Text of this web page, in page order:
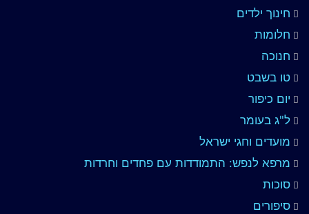
חינוך ילדים
חלומות
חנוכה
טו בשבט
יום כיפור
ל"ג בעומר
מועדים וחגי ישראל
מרפא לנפש: התמודדות עם פחדים וחרדות
סוכות
סיפורים